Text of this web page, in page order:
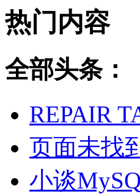
热门内容
全部头条：
REPAIR
页面未找
小谈